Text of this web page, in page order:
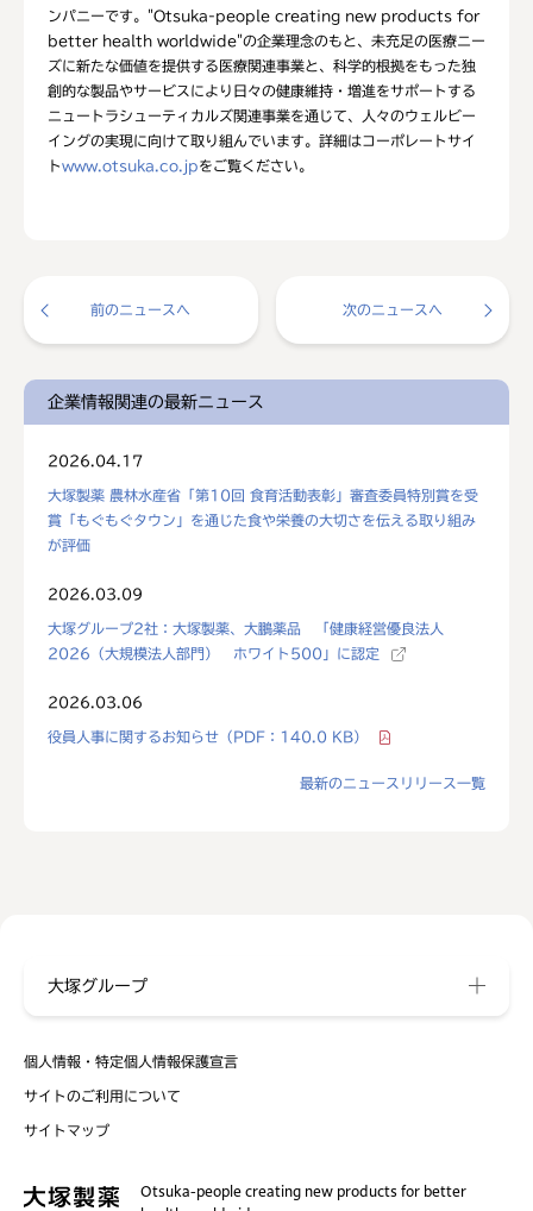
ンパニーです。"Otsuka-people creating new products for
better health worldwide"の企業理念のもと、未充足の医療ニー
ズに新たな価値を提供する医療関連事業と、科学的根拠をもった独
創的な製品やサービスにより日々の健康維持・増進をサポートする
ニュートラシューティカルズ関連事業を通じて、人々のウェルビー
イングの実現に向けて取り組んでいます。詳細はコーポレートサイ
トwww.otsuka.co.jpをご覧ください。
前のニュースへ 次のニュースへ
企業情報関連の最新ニュース
2026.04.17
大塚製薬 農林水産省「第10回 食育活動表彰」審査委員特別賞を受
賞「もぐもぐタウン」を通じた食や栄養の大切さを伝える取り組み
が評価
2026.03.09
大塚グループ2社：大塚製薬、大鵬薬品 「健康経営優良法人
2026（大規模法人部門） ホワイト500」に認定
2026.03.06
役員人事に関するお知らせ（PDF：140.0 KB）
最新のニュースリリース一覧
個人情報・特定個人情報保護宣言
サイトのご利用について
サイトマップ
大塚グループ
Otsuka-people creating new products for better